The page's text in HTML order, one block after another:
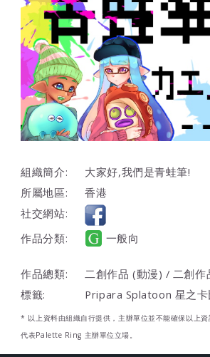
組織簡介:
大家好,我們是青蛙筆!
所屬地區:
香港
社交網站:
作品分類:
一般向
作品總類:
二創作品 (動漫) / 二創作
標籤:
Pripara Splatoon 星之
* 以上資料由組織自行提供，主辦單位並不能確保以上
代表Palette Ring 主辦單位立場。